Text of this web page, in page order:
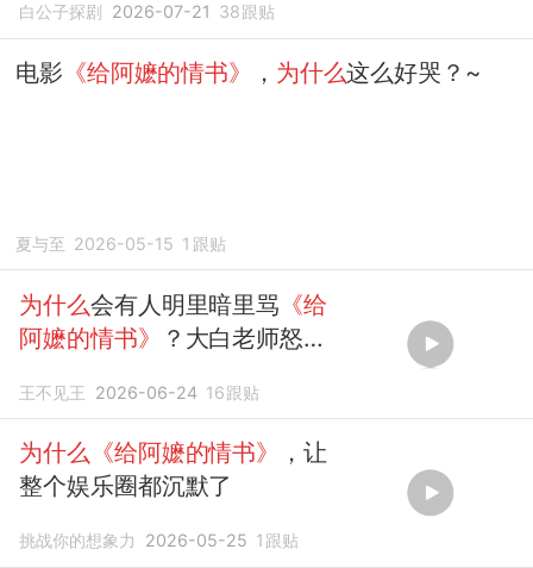
白公子探剧 2026-07-21 38跟贴
电影 《给阿嬷的情书》 ， 为什么这么好哭？~
夏与至 2026-05-15 1 跟贴
为什么会有人明里暗里骂 《给
阿嬷的情书》
？大白老师怒怼
王不见王 2026-06-24 16跟贴
为什么《给阿嬷的情书》
，让
整个娱乐圈都沉默了
挑战你的想象力 2026-05-25 1 跟贴